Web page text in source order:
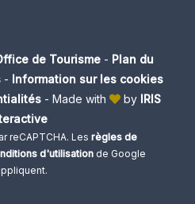
de Tourisme - Plan du
- Information sur les cookies
- Made with by IRIS
reCAPTCHA. Les règles de
d'utilisationde Google